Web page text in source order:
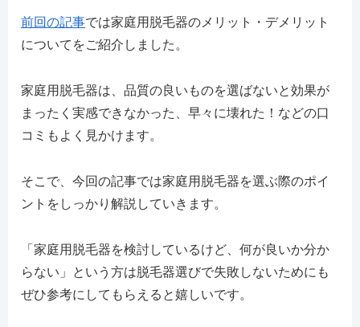
前回の記事では家庭用脱毛器のメリット・デメリット
についてをご紹介しました。
家庭用脱毛器は、品質の良いものを選ばないと効果が
まったく実感できなかった、早々に壊れた！などの口
コミもよく見かけます。
そこで、今回の記事では家庭用脱毛器を選ぶ際のポイ
ントをしっかり解説していきます。
「家庭用脱毛器を検討しているけど、何が良いか分か
らない」という方は脱毛器選びで失敗しないためにも
ぜひ参考にしてもらえると嬉しいです。